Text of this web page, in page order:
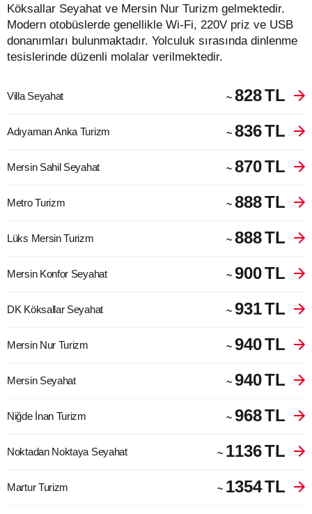
Köksallar Seyahat ve Mersin Nur Turizm gelmektedir.
Modern otobüslerde genellikle Wi-Fi, 220V priz ve USB
donanımları bulunmaktadır. Yolculuk sırasında dinlenme
tesislerinde düzenli molalar verilmektedir.
Villa Seyahat ~ 828TL
Adıyaman Anka Turizm ~ 836TL
Mersin Sahil Seyahat ~ 870TL
Metro Turizm ~ 888TL
Lüks Mersin Turizm ~ 888TL
Mersin Konfor Seyahat ~ 900TL
DK Köksallar Seyahat ~ 931TL
Mersin Nur Turizm ~ 940TL
Mersin Seyahat ~ 940TL
Niğde İnan Turizm ~ 968TL
Noktadan Noktaya Seyahat ~ 1136TL
Martur Turizm ~ 1354TL